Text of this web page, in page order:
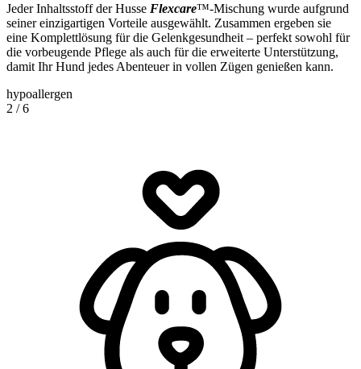
Jeder Inhaltsstoff der Husse Flexcare™-Mischung wurde aufgrund
seiner einzigartigen Vorteile ausgewählt. Zusammen ergeben sie
eine Komplettlösung für die Gelenkgesundheit – perfekt sowohl für
die vorbeugende Pflege als auch für die erweiterte Unterstützung,
damit Ihr Hund jedes Abenteuer in vollen Zügen genießen kann.
hypoallergen
2 /6